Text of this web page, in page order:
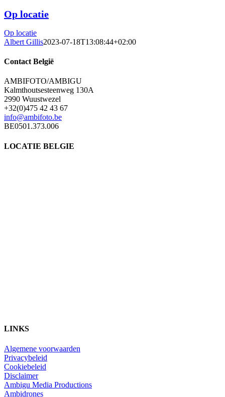
Op locatie
Op locatie
Albert Gillis2023-07-18T13:08:44+02:00
Contact België
AMBIFOTO/AMBIGU
Kalmthoutsesteenweg 130A
2990 Wuustwezel
+32(0)475 42 43 67
info@ambifoto.be
BE0501.373.006
LOCATIE BELGIE
LINKS
Algemene voorwaarden
Privacybeleid
Cookiebeleid
Disclaimer
Ambigu Media Productions
Ambidrones